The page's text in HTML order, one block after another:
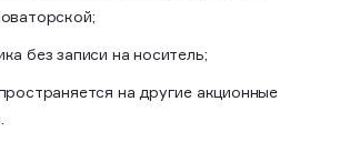
без записи на носитель;
на другие акционные